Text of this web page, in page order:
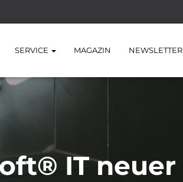
SERVICE MAGAZIN NEWSLETTER
IT neuer